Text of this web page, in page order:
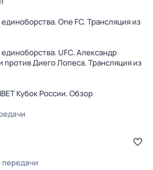
One FC. Трансляция из
UFC. Александр
против Диего Лопеса. Трансляция из
Кубок России. Обзор